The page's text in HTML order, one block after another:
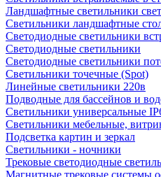
Ландшафтные светильники
Светильники ландшафтные
Светодиодные светильники
Светодиодные светильники
Светодиодные светильники
Светильники точечные (Spot)
Линейные светильники 220в
Подводные для бассейнов и
Светильники универсальные
Светильники мебельные,
Подсветка картин и зеркал
Светильники - ночники
Трековые светодиодные
Магнитные трековые системы